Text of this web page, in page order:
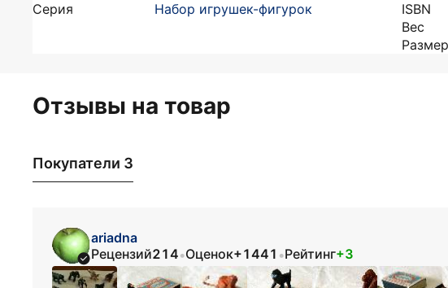
Серия
Набор игрушек-фигурок
ISBN
Вес
Отзывы на товар
Покупатели 3
ariadna
Рецензий214•Оценок+1441 •Рейтинг+3